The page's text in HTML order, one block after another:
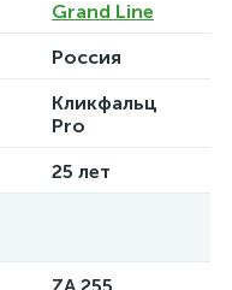
Grand Line
Россия
Кликфальц
Pro
25 лет